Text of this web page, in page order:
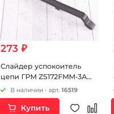
273 ₽
Слайдер успокоитель
цепи ГРМ ZS172FMM-3A
(CB250-F) ZS172FMM-5
(PR250) ZS172FMM-7
(CB250RL)
В наличии - арт. 16519
Купить